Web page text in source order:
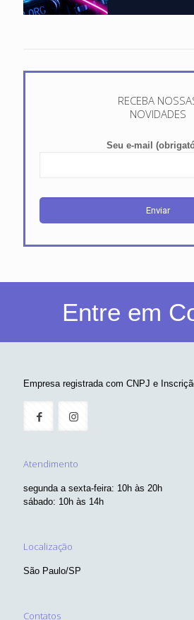
RECEBA
NOVIDADES
Seu e-mail
Entre em
Empresa registrada com CNPJ e
Atendimento
segunda a sexta-feira: 10h às 20h
sábado: 10h às 14h
Localização
São Paulo/SP
Contatos